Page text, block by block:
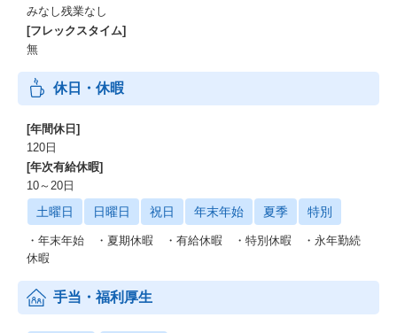
みなし残業なし
[フレックスタイム]
無
休日・休暇
[年間休日]
120日
[年次有給休暇]
10～20日
土曜日 日曜日 祝日 年末年始 夏季 特別
・年末年始 ・夏期休暇 ・有給休暇 ・特別休暇 ・永年勤続
休暇
手当・福利厚生